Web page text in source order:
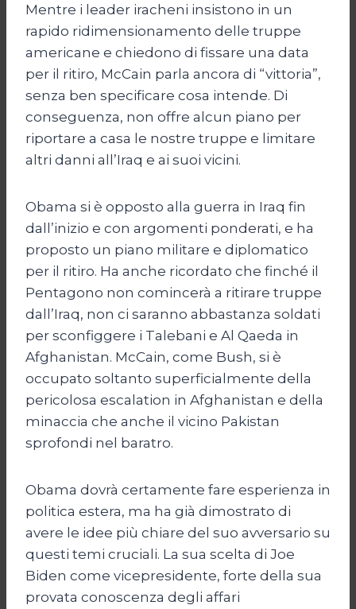
Mentre i leader iracheni insistono in un
rapido ridimensionamento delle truppe
americane e chiedono di fissare una data
per il ritiro, McCain parla ancora di “vittoria”,
senza ben specificare cosa intende. Di
conseguenza, non offre alcun piano per
riportare a casa le nostre truppe e limitare
altri danni all’Iraq e ai suoi vicini.
Obama si è opposto alla guerra in Iraq fin
dall’inizio e con argomenti ponderati, e ha
proposto un piano militare e diplomatico
per il ritiro. Ha anche ricordato che finché il
Pentagono non comincerà a ritirare truppe
dall’Iraq, non ci saranno abbastanza soldati
per sconfiggere i Talebani e Al Qaeda in
Afghanistan. McCain, come Bush, si è
occupato soltanto superficialmente della
pericolosa escalation in Afghanistan e della
minaccia che anche il vicino Pakistan
sprofondi nel baratro.
Obama dovrà certamente fare esperienza in
politica estera, ma ha già dimostrato di
avere le idee più chiare del suo avversario su
questi temi cruciali. La sua scelta di Joe
Biden come vicepresidente, forte della sua
provata conoscenza degli affari